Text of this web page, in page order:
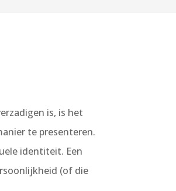
is, is het
te presenteren.
identiteit. Een
(of die